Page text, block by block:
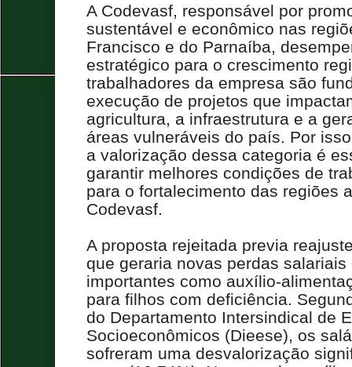
A Codevasf, responsável por
sustentável e econômico nas
Francisco e do Parnaíba,
estratégico para o crescimento
trabalhadores da empresa são
execução de projetos que
agricultura, a infraestrutura e a
áreas vulneráveis do país. Por
a valorização dessa categoria é
garantir melhores condições de
para o fortalecimento das regiões
Codevasf.
A proposta rejeitada previa
que geraria novas perdas
importantes como auxílio-
para filhos com deficiência.
do Departamento Intersindical de
Socioeconômicos (Dieese), os
sofreram uma desvalorização